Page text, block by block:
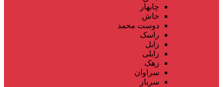
چابهار
خاش
دوست محمد
راسک
زابل
زابلی
زهک
سراوان
سرباز